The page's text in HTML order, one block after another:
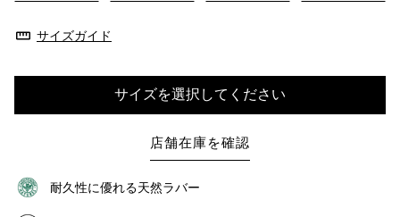
サイズガイド
サイズを選択してください
店舗在庫を確認
耐久性に優れる天然ラバー